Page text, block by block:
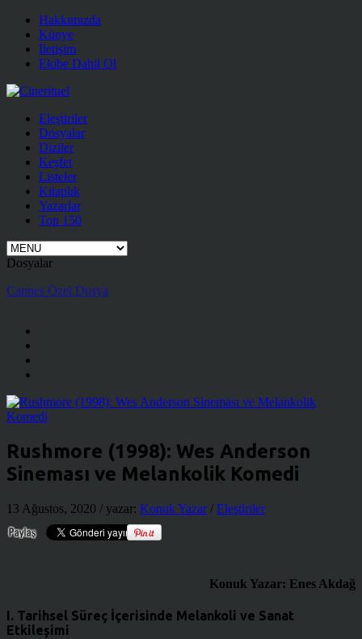
Hakkımızda
Künye
İletişim
Ekibe Dahil Ol
Eleştiriler
Dosyalar
Diziler
Keşfet
Listeler
Kitaplık
Yazarlar
Top 150
Dosyalar
Cannes Özel Dosya
Rushmore (1998): Wes Anderson
Sineması ve Melankolik Komedi
13 Ağustos, 2020 / yazar: Konuk Yazar/ Eleştiriler
Konuk Yazar: Enes Akdağ
I. Tarihsel Süreç İçerisinde Melankoli ve Sanat
Etkileşimi